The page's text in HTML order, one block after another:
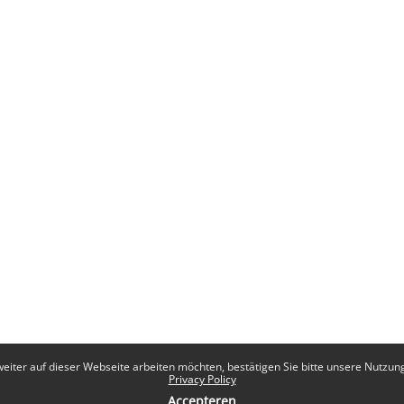
auf dieser Webseite arbeiten möchten, bestätigen Sie bitte unsere
Privacy Policy